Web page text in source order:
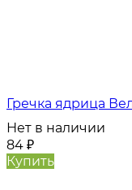
Гречка ядрица
Нет в наличии
84 ₽
Купить